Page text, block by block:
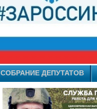
СОБРАНИЕ ДЕПУТАТОВ